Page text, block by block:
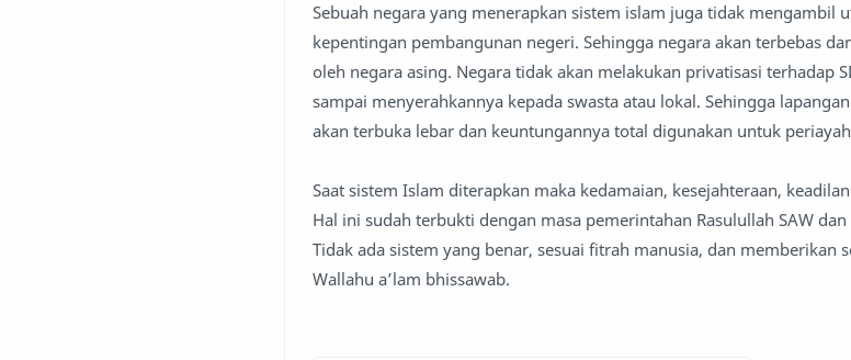
Sebuah negara yang menerapkan sistem islam juga tidak mengambil
kepentingan pembangunan negeri. Sehingga negara akan terbebas
oleh negara asing. Negara tidak akan melakukan privatisasi terhadap
sampai menyerahkannya kepada swasta atau lokal. Sehingga
akan terbuka lebar dan keuntungannya total digunakan untuk
Saat sistem Islam diterapkan maka kedamaian, kesejahteraan,
Hal ini sudah terbukti dengan masa pemerintahan Rasulullah SAW
Tidak ada sistem yang benar, sesuai fitrah manusia, dan memberikan
Wallahu a’lam bhissawab.